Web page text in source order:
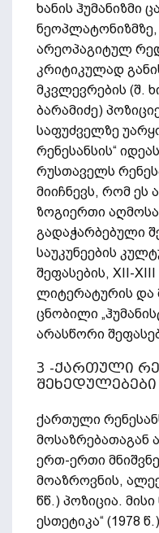
ხანის ჰუმანიზმი
არეოპაგიტულ
კრიტიკულად
მკვლევრების (შ.
ბარამიძე)
საფუძველზე
რენესანსის“
რუსთაველს
მიიჩნევს, რომ ეს
ზოგიერთი
გადაჭარბებული
საუკუნეების
შეფასების, XII-XIII
ლიტერატურის და
ცნობილი
არასწორი
3 -ქართული
შეხედულებები
ქართული
მოსაზრებათაგან
ერთ-ერთი
მოაზროვნის,
წწ.) პოზიცია.
ესთეტიკა“ (1978